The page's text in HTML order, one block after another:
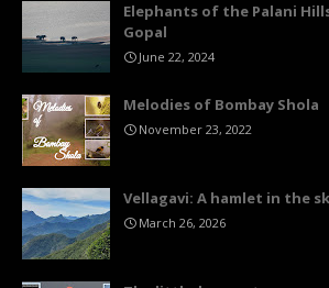
Elephants of the Palani
Gopal
June 22, 2024
Melodies of Bombay Shola
November 23, 2022
Vellagavi: A hamlet in the
March 26, 2026